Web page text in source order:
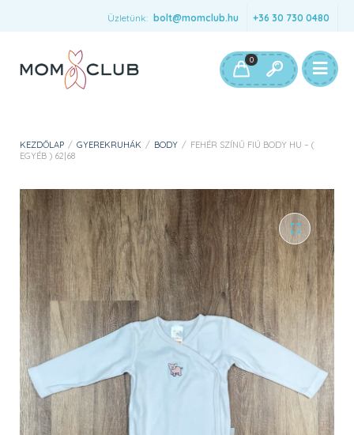
Üzletünk: bolt@momclub.hu +36 30 730 0480
0
KEZDŐLAP / GYEREKRUHÁK / BODY / FEHÉR SZÍNŰ FIÚ BODY HU – (
EGYÉB ) 62|68